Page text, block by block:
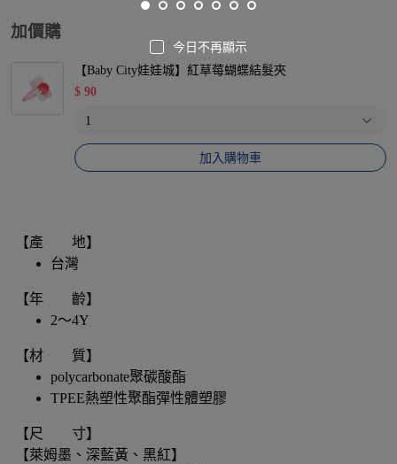
加價購
【Baby City娃娃城】紅草莓蝴蝶結髮夾
$ 90
加入購物車
【產 地】
台灣
【年 齡】
2～4Y
【材 質】
polycarbonate聚碳酸酯
TPEE熱塑性聚酯彈性體塑膠
【尺 寸】
【萊姆墨、深藍黃、黑紅】
今日不再顯示